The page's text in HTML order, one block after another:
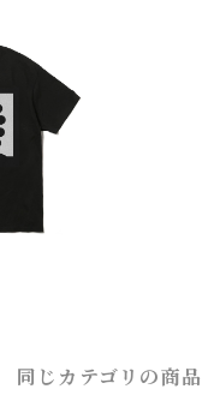
同じカテゴリの商品